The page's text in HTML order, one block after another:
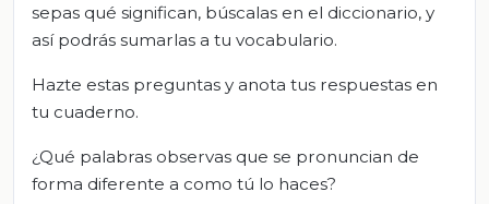
sepas qué significan, búscalas en el diccionario, y
así podrás sumarlas a tu vocabulario.
Hazte estas preguntas y anota tus respuestas en
tu cuaderno.
¿Qué palabras observas que se pronuncian de
forma diferente a como tú lo haces?